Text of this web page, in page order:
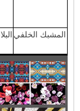
المشبك الخلفي